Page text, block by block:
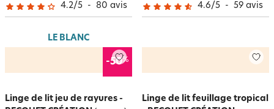
4.2/5 - 80 avis 4.6/5 - 59 avis
LE BLANC
-50%
Linge de lit jeu de rayures -
Linge de lit feuillage tropical